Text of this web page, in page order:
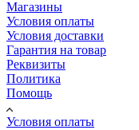
Магазины
Условия оплаты
Условия доставки
Гарантия на товар
Реквизиты
Политика
Помощь
Условия оплаты